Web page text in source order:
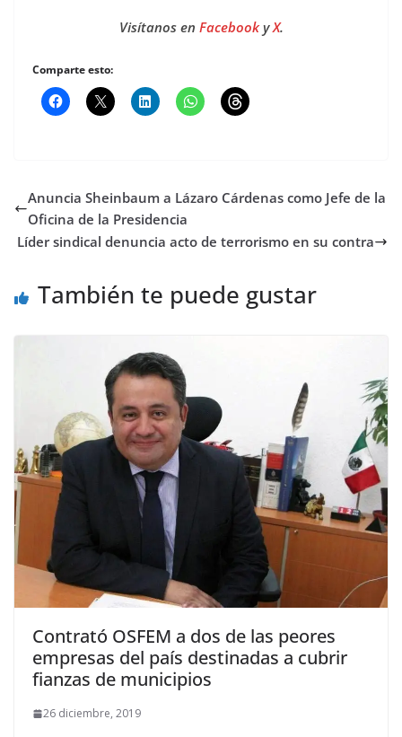
Visítanos en FacebookyX.
Comparte esto:
Anuncia Sheinbaum a Lázaro Cárdenas como Jefe de la
Oficina de la Presidencia
Líder sindical denuncia acto de terrorismo en su contra
También te puede gustar
Contrató OSFEM a dos de las peores
empresas del país destinadas a cubrir
fianzas de municipios
26 diciembre, 2019